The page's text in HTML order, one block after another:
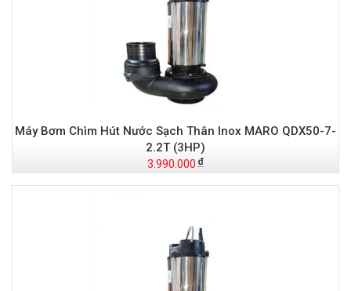
Máy Bơm Chìm Hút Nước Sạch Thân Inox MARO QDX50-7-
2.2T (3HP)
3.990.000